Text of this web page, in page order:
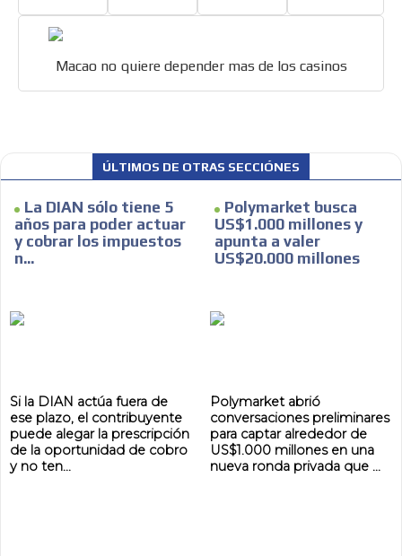
Macao no quiere depender mas de los casinos
ÚLTIMOS DE OTRAS SECCIÓNES
La DIAN sólo tiene 5
años para poder actuar
y cobrar los impuestos
n...
Si la DIAN actúa fuera de
ese plazo, el contribuyente
puede alegar la prescripción
de la oportunidad de cobro
y no ten...
Polymarket busca
US$1.000 millones y
apunta a valer
US$20.000 millones
Polymarket abrió
conversaciones preliminares
para captar alrededor de
US$1.000 millones en una
nueva ronda privada que ...